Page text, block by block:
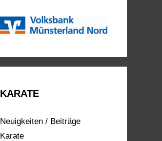
KARATE
Neuigkeiten / Beiträge
Karate